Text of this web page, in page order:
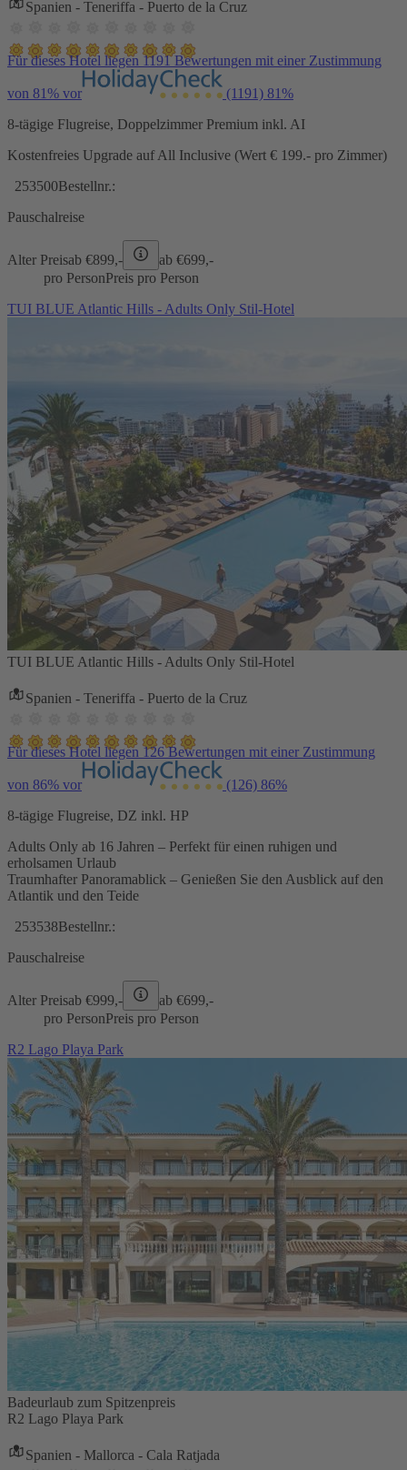
Spanien - Teneriffa - Puerto de la Cruz
Für dieses Hotel liegen 1191 Bewertungen mit einer Zustimmung
von 81% vor (1191) 81%
8-tägige Flugreise, Doppelzimmer Premium inkl. AI
Kostenfreies Upgrade auf All Inclusive (Wert € 199.- pro Zimmer)
253500Bestellnr.:
Pauschalreise
Alter Preisab €899,- ab €699,-
pro PersonPreis pro Person
TUI BLUE Atlantic Hills - Adults Only Stil-Hotel
TUI BLUE Atlantic Hills - Adults Only Stil-Hotel
Spanien - Teneriffa - Puerto de la Cruz
Für dieses Hotel liegen 126 Bewertungen mit einer Zustimmung
von 86% vor (126) 86%
8-tägige Flugreise, DZ inkl. HP
Adults Only ab 16 Jahren – Perfekt für einen ruhigen und
erholsamen Urlaub
Traumhafter Panoramablick – Genießen Sie den Ausblick auf den
Atlantik und den Teide
253538Bestellnr.:
Pauschalreise
Alter Preisab €999,- ab €699,-
pro PersonPreis pro Person
R2 Lago Playa Park
Badeurlaub zum Spitzenpreis
R2 Lago Playa Park
Spanien - Mallorca - Cala Ratjada